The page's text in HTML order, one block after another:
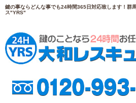
鍵の事ならどんな事でも24時間365日対応致します！群
ス"YRS"